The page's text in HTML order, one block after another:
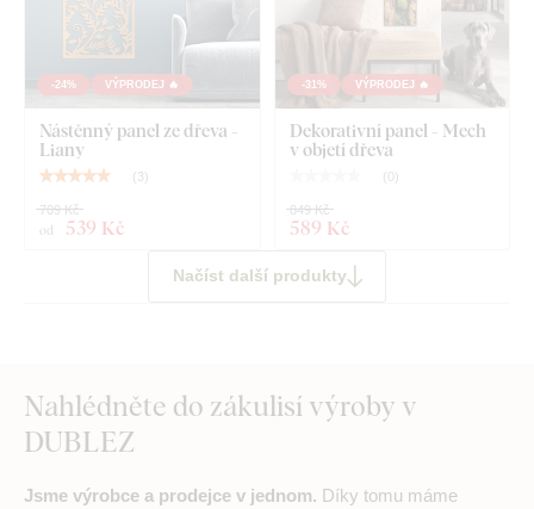
-24% VÝPRODEJ 🔥
Nástěnný panel ze dřeva -
Liany
( 3)
od 539 Kč
709 Kč
-31% VÝPRODEJ 🔥
Dekorativní panel - Mech
v objetí dřeva
( 0)
589 Kč
849 Kč
Načíst další produkty
Nahlédněte do zákulisí výroby v
DUBLEZ
Jsme výrobce a prodejce v jednom. Díky tomu máme